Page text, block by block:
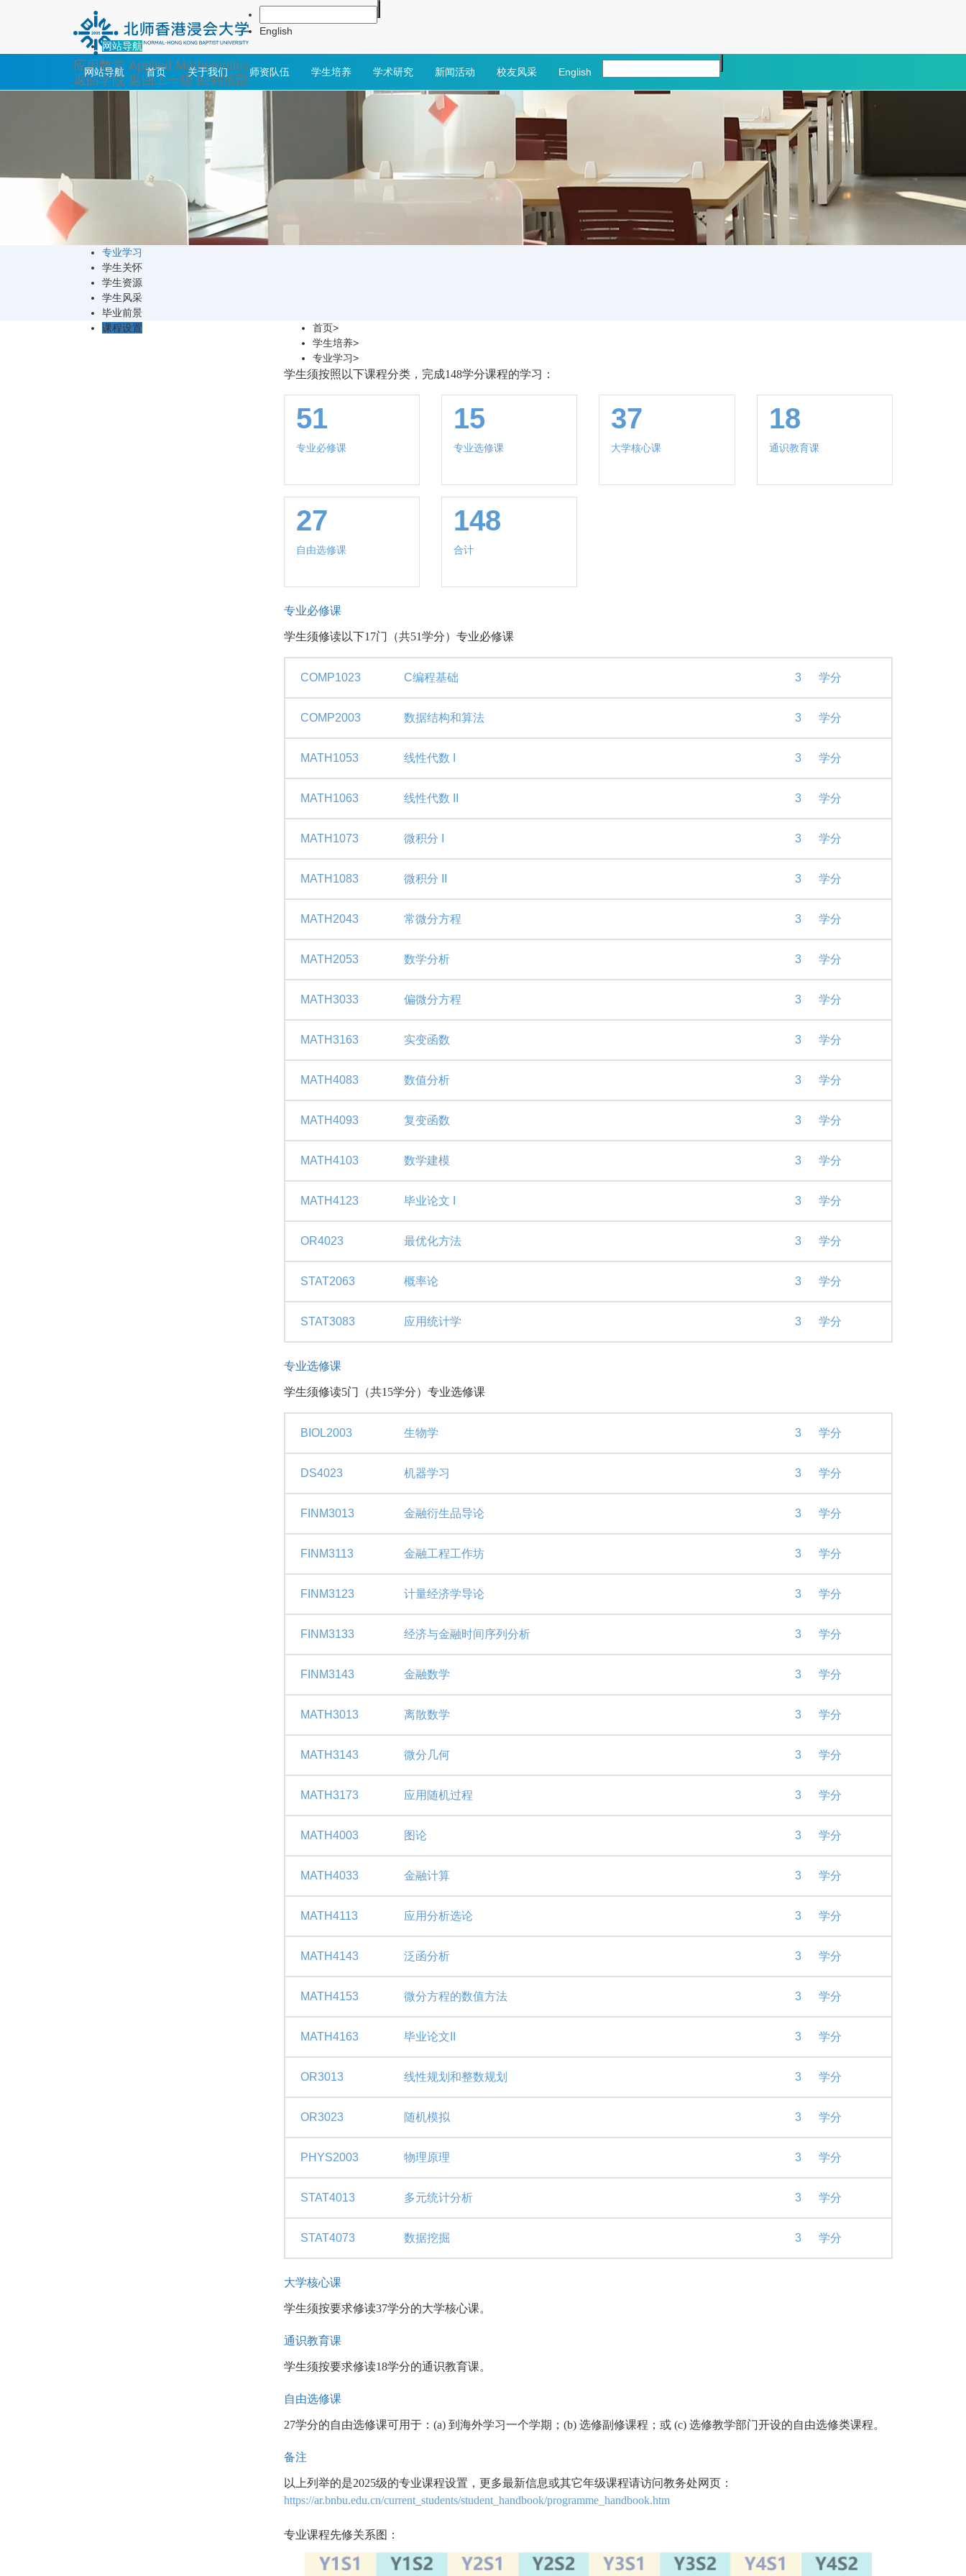
应用数学 Applied Mathematics
返回学院 返回上一级 回到顶部
English
网站导航
网站导航 首页 关于我们 师资队伍 学生培养 学术研究 新闻活动 校友风采 English
专业学习
学生关怀
学生资源
学生风采
毕业前景
课程设置
首页>
学生培养>
专业学习>
学生须按照以下课程分类，完成148学分课程的学习 ：
51
专业必修课
15
专业选修课
37
大学核心课
18
通识教育课
27
自由选修课
148
合计
专业必修课
学生须修读以下17门（共51学分）专业必修课
COMP1023 C编程基础 3 学分
COMP2003 数据结构和算法 3 学分
MATH1053 线性代数 I 3 学分
MATH1063 线性代数 II 3 学分
MATH1073 微积分 I 3 学分
MATH1083 微积分 II 3 学分
MATH2043 常微分方程 3 学分
MATH2053 数学分析 3 学分
MATH3033 偏微分方程 3 学分
MATH3163 实变函数 3 学分
MATH4083 数值分析 3 学分
MATH4093 复变函数 3 学分
MATH4103 数学建模 3 学分
MATH4123 毕业论文 I 3 学分
OR4023 最优化方法 3 学分
STAT2063 概率论 3 学分
STAT3083 应用统计学 3 学分
专业选修课
学生须修读5门（共15学分）专业选修课
BIOL2003 生物学 3 学分
DS4023 机器学习 3 学分
FINM3013 金融衍生品导论 3 学分
FINM3113 金融工程工作坊 3 学分
FINM3123 计量经济学导论 3 学分
FINM3133 经济与金融时间序列分析 3 学分
FINM3143 金融数学 3 学分
MATH3013 离散数学 3 学分
MATH3143 微分几何 3 学分
MATH3173 应用随机过程 3 学分
MATH4003 图论 3 学分
MATH4033 金融计算 3 学分
MATH4113 应用分析选论 3 学分
MATH4143 泛函分析 3 学分
MATH4153 微分方程的数值方法 3 学分
MATH4163 毕业论文II 3 学分
OR3013 线性规划和整数规划 3 学分
OR3023 随机模拟 3 学分
PHYS2003 物理原理 3 学分
STAT4013 多元统计分析 3 学分
STAT4073 数据挖掘 3 学分
大学核心课
学生须按要求修读37学分的大学核心课。
通识教育课
学生须按要求修读18学分的通识教育课。
自由选修课
27学分的自由选修课可用于：(a) 到海外学习一个学期；(b) 选修副修课程；或 (c) 选修教学部门开设的自由选修类课程。
备注
以上列举的是2025级的专业课程设置，更多最新信息或其它年级课程请访问教务处网页：
https://ar.bnbu.edu.cn/current_students/student_handbook/programme_handbook.htm
专业课程先修关系图：